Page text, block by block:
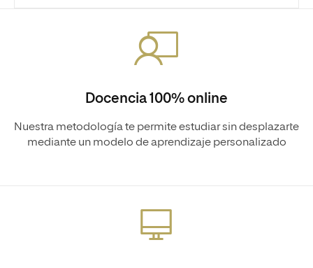
Docencia 100% online
Nuestra metodología te permite estudiar sin desplazarte
mediante un modelo de aprendizaje personalizado